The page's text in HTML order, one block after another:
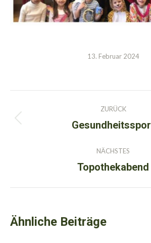
13. Februar 2024
ZURÜCK
NÄCHSTES
Nächster
Topothekabend
Ähnliche Beiträge